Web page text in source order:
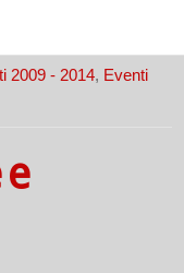
2009 - 2014, Eventi